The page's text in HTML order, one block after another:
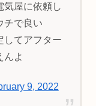
気屋に依頼し
チで良い
してアフター
んよ
9, 2022